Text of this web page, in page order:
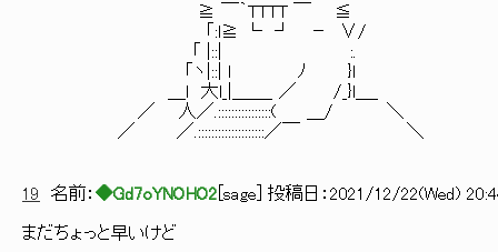
≧ ￣｀TTTT ￣ ≦
「:l≧ └ ┘ － ∨/
「 |::| :.
「ヽ|::| ｌ ﾉ }l
＿l 大l_|＿＿_ ／ /_}l＿_
／ 人／.::::::::::::::::( ＿/ ＼
／ ／.::::::::::::::::::::／￣ ＼
19 名前： ◆Gd7oYNOHO2 sage ] 投稿日： 2021/12/22(Wed)
まだちょっと早いけど